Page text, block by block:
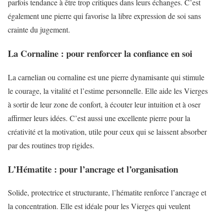
parfois tendance à être trop critiques dans leurs échanges. C’est
également une pierre qui favorise la libre expression de soi sans
crainte du jugement.
La Cornaline : pour renforcer la confiance en soi
La carnelian ou cornaline est une pierre dynamisante qui stimule
le courage, la vitalité et l’estime personnelle. Elle aide les Vierges
à sortir de leur zone de confort, à écouter leur intuition et à oser
affirmer leurs idées. C’est aussi une excellente pierre pour la
créativité et la motivation, utile pour ceux qui se laissent absorber
par des routines trop rigides.
L’Hématite : pour l’ancrage et l’organisation
Solide, protectrice et structurante, l’hématite renforce l’ancrage et
la concentration. Elle est idéale pour les Vierges qui veulent